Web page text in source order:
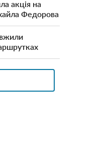
акція на
Федорова